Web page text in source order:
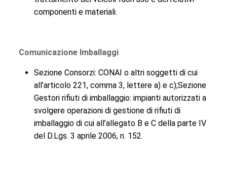
componenti e materiali.
Comunicazione Imballaggi
Sezione Consorzi: CONAI o altri soggetti di cui
all’articolo 221, comma 3, lettere a) e c);Sezione
Gestori rifiuti di imballaggio: impianti autorizzati a
svolgere operazioni di gestione di rifiuti di
imballaggio di cui all’allegato B e C della parte IV
del D.Lgs. 3 aprile 2006, n. 152.